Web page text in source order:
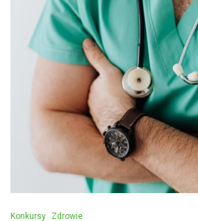
Konkursy Zdrowie